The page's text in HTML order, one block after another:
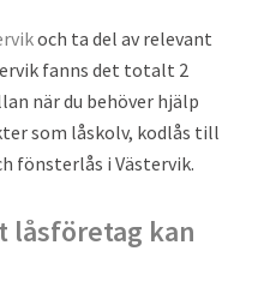
och ta del av relevant
fanns det totalt 2
när du behöver hjälp
som låskolv, kodlås till
fönsterlås i Västervik.
låsföretag kan